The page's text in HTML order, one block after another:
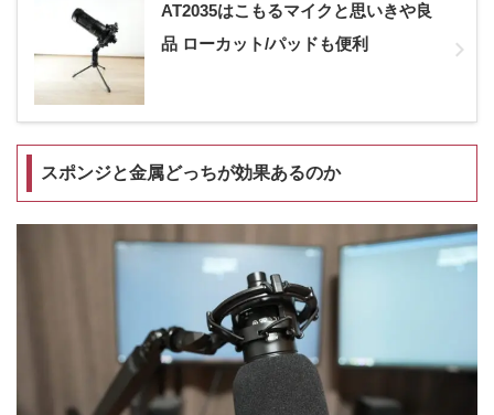
AT2035はこもるマイクと思いきや良
品 ローカット/パッドも便利
スポンジと金属どっちが効果あるのか